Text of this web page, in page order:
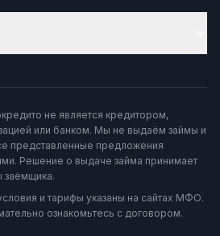
не является кредитором,
или банком. Мы не выдаём займы и
представленные предложения
Решение о выдаче займа принимает
заёмщика.
и тарифы указаны на сайтах МФО.
ознакомьтесь с договором.